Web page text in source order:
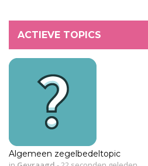
ACTIEVE TOPICS
Algemeen zegelbedeltopic